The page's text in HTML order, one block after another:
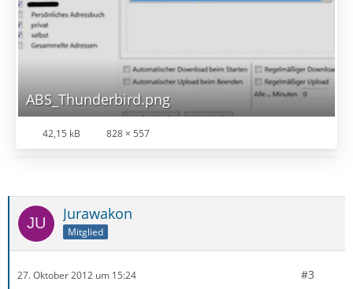
ABS_Thunderbird.png
42,15 kB 828 × 557
Jurawakon
Mitglied
27. Oktober 2012 um 15:24 #3